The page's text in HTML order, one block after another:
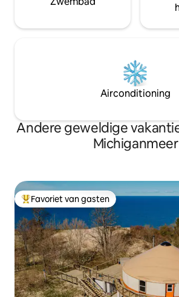
Airconditioning
Andere geweldige
Michiganmeer
Topfavoriet van gasten
Favoriet van gasten